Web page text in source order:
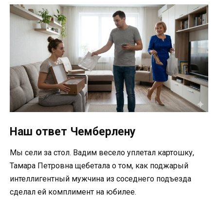
Наш ответ Чемберлену
Мы сели за стол. Вадим весело уплетал картошку,
Тамара Петровна щебетала о том, как поджарый
интеллигентный мужчина из соседнего подъезда
сделал ей комплимент на юбилее.